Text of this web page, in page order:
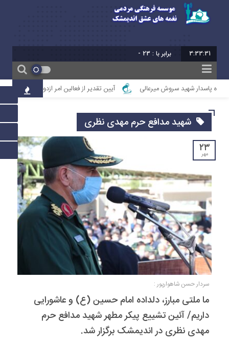
3:33:32 برابر با : 23 - صفر - 1448
پاسدار شهید سروش میرعالی آیین تقدیر از فعالین امر ازدواج استان خوزستان
شهید مدافع حرم مهدی نظری
۲۳
مهر
سردار حسن شاهوارپور :
ما ملتی مبارز، دلداده امام حسین (ع) و عاشورایی
داریم/ آئین تشییع پیکر مطهر شهید مدافع حرم
مهدی نظری در اندیمشک برگزار شد.